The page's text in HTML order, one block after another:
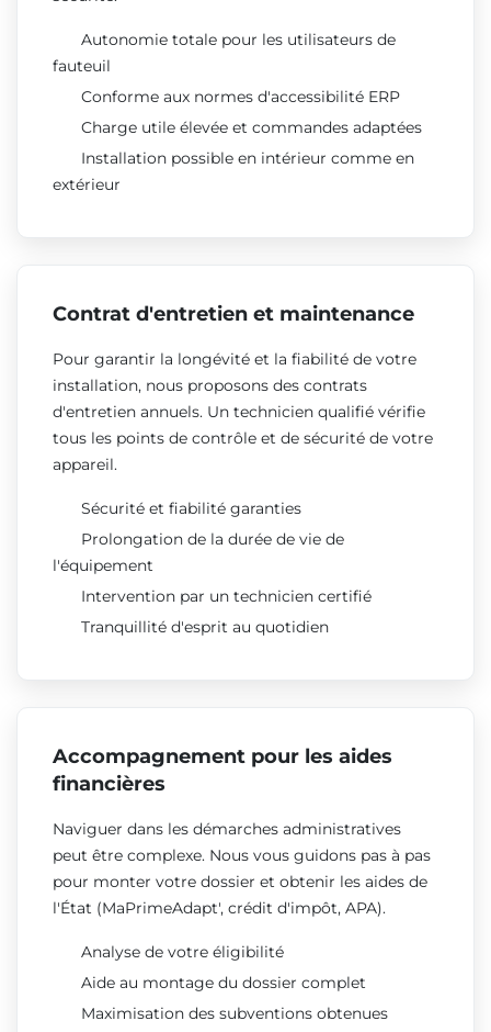
Autonomie totale pour les utilisateurs de
fauteuil
Conforme aux normes d'accessibilité ERP
Charge utile élevée et commandes adaptées
Installation possible en intérieur comme en
extérieur
Contrat d'entretien et maintenance
Pour garantir la longévité et la fiabilité de votre
installation, nous proposons des contrats
d'entretien annuels. Un technicien qualifié vérifie
tous les points de contrôle et de sécurité de votre
appareil.
Sécurité et fiabilité garanties
Prolongation de la durée de vie de
l'équipement
Intervention par un technicien certifié
Tranquillité d'esprit au quotidien
Accompagnement pour les aides
financières
Naviguer dans les démarches administratives
peut être complexe. Nous vous guidons pas à pas
pour monter votre dossier et obtenir les aides de
l'État (MaPrimeAdapt', crédit d'impôt, APA).
Analyse de votre éligibilité
Aide au montage du dossier complet
Maximisation des subventions obtenues